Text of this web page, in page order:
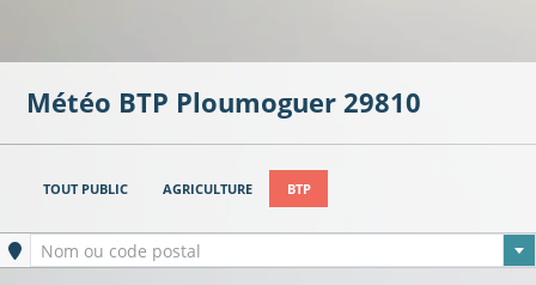
Météo BTP Ploumoguer 29810
TOUT PUBLIC AGRICULTURE BTP
Ville sélectionnée
Nom ou code postal